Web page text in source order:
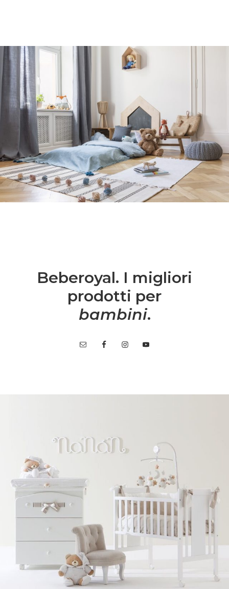
Beberoyal. I migliori
prodotti per
bambini.